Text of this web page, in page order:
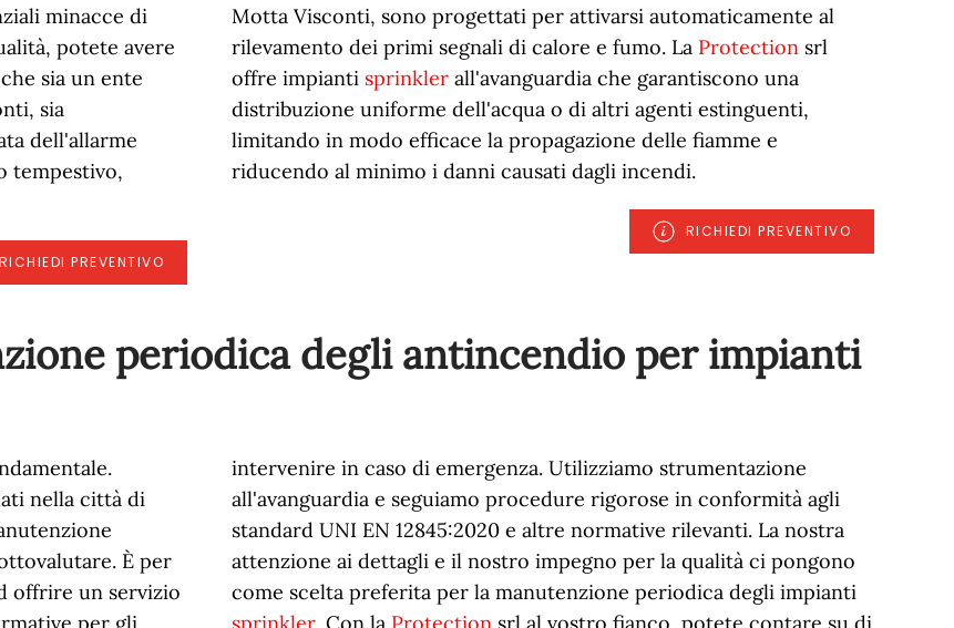
minacce di
potete avere
sia un ente
sia
dell'allarme
tempestivo,
RICHIEDI PREVENTIVO
Motta Visconti, sono progettati per attivarsi automaticamente al
rilevamento dei primi segnali di calore e fumo. La Protection srl
offre impianti sprinkler all'avanguardia che garantiscono una
distribuzione uniforme dell'acqua o di altri agenti estinguenti,
limitando in modo efficace la propagazione delle fiamme e
riducendo al minimo i danni causati dagli incendi.
RICHIEDI PREVENTIVO
periodica degli antincendio per impianti
nella città di
È per
offrire un servizio
per gli
intervenire in caso di emergenza. Utilizziamo strumentazione
all'avanguardia e seguiamo procedure rigorose in conformità agli
standard UNI EN 12845:2020 e altre normative rilevanti. La nostra
attenzione ai dettagli e il nostro impegno per la qualità ci pongono
come scelta preferita per la manutenzione periodica degli impianti
sprinkler . Con la Protection srl al vostro fianco, potete contare su di